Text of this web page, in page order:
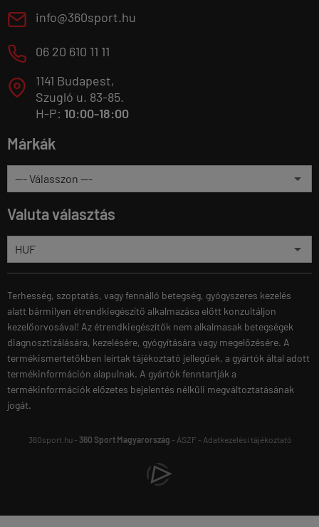
E info@360sport.hu
M 06 20 610 11 11
T
1141 Budapest,
Szugló u. 83-85.
H-P: 10:00-18:00
Márkák
Valuta választás
Terhesség, szoptatás, vagy fennálló betegség, gyógyszeres kezelés
alatt bármilyen étrendkiegészítő alkalmazása előtt konzultáljon
kezelőorvosával! Az étrendkiegészítők nem alkalmasak betegségek
diagnosztizálására, kezelésére, gyógyítására vagy megelőzésére. A
termékismertetőkben leírtak tájékoztató jellegűek, a gyártók által adott
termékinformáción alapulnak. A gyártók fenntartják a
termékinformációk előzetes bejelentés nélküli megváltoztatásának
jogát.
360sport.hu - 360 Sport Magyarország - ÁSZF- Adatkezelési tájékoztató